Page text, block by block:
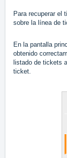
Para recuperar el
sobre la línea de
En la pantalla
obtenido
listado de tickets
ticket.